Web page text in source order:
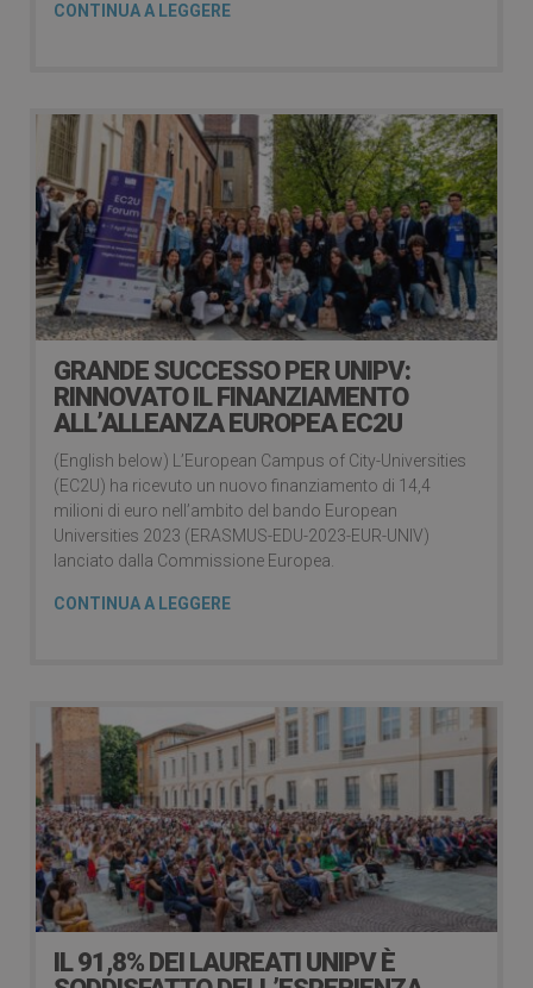
CONTINUA A LEGGERE
GRANDE SUCCESSO PER UNIPV:
RINNOVATO IL FINANZIAMENTO
ALL’ALLEANZA EUROPEA EC2U
(English below) L’European Campus of City-Universities
(EC2U) ha ricevuto un nuovo finanziamento di 14,4
milioni di euro nell’ambito del bando European
Universities 2023 (ERASMUS-EDU-2023-EUR-UNIV)
lanciato dalla Commissione Europea.
CONTINUA A LEGGERE
IL 91,8% DEI LAUREATI UNIPV È